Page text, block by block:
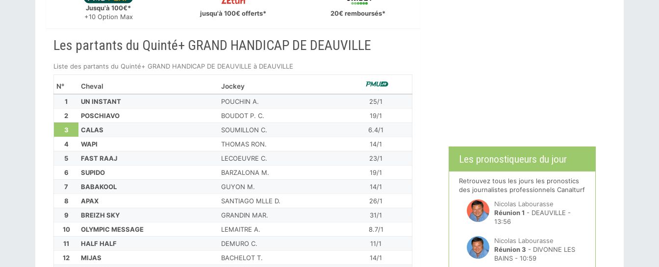
Jusqu'à 100€*
+10 Option Max
jusqu'à 100€ offerts* 20€ remboursés*
Les partants du Quinté+ GRAND HANDICAP DE DEAUVILLE
Liste des partants du Quinté+ GRAND HANDICAP DE DEAUVILLE à DEAUVILLE
N° Cheval
Jockey
1
UN INSTANT POUCHIN A.
25/1
2
POSCHIAVO BOUDOT P. C.
19/1
3
CALAS SOUMILLON C.
6.4/1
4
WAPI THOMAS RON.
14/1
5
FAST RAAJ LECOEUVRE C.
23/1
6
SUPIDO BARZALONA M.
19/1
7
BABAKOOL GUYON M.
14/1
8
APAX SANTIAGO MLLE D.
26/1
9
BREIZH SKY GRANDIN MAR.
31/1
10
OLYMPIC MESSAGE LEMAITRE A.
8.7/1
11
HALF HALF DEMURO C.
11/1
12
MIJAS BACHELOT T.
14/1
Les pronostiqueurs du jour
Retrouvez tous les jours les pronostics
des journalistes professionnels Canalturf
Nicolas Labourasse
Réunion 1 - DEAUVILLE -
13:56
Nicolas Labourasse
Réunion 3 - DIVONNE LES
BAINS - 10:59